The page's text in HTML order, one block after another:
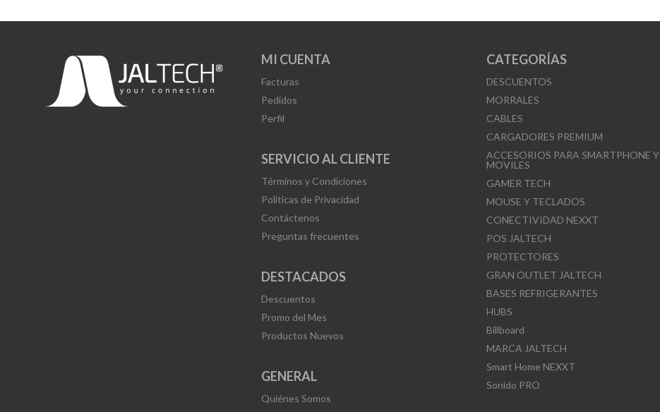
MI CUENTA
Facturas
Pedidos
Perfil
SERVICIO AL CLIENTE
Términos y Condiciones
Políticas de Privacidad
Contáctenos
Preguntas frecuentes
DESTACADOS
Descuentos
Promo del Mes
Productos Nuevos
GENERAL
Quiénes Somos
CATEGORÍAS
DESCUENTOS
MORRALES
CABLES
CARGADORES PREMIUM
ACCESORIOS PARA SMARTPHONE Y
MOVILES
GAMER TECH
MOUSE Y TECLADOS
CONECTIVIDAD NEXXT
POS JALTECH
PROTECTORES
GRAN OUTLET JALTECH
BASES REFRIGERANTES
HUBS
Billboard
MARCA JALTECH
Smart Home NEXXT
Sonido PRO